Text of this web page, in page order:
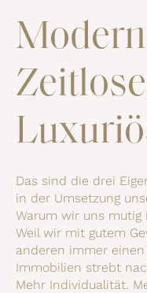
Das sind die drei
in der Umsetzung
Warum wir uns mutig
Weil wir mit gutem
anderen immer
Immobilien strebt
Mehr Individualität.